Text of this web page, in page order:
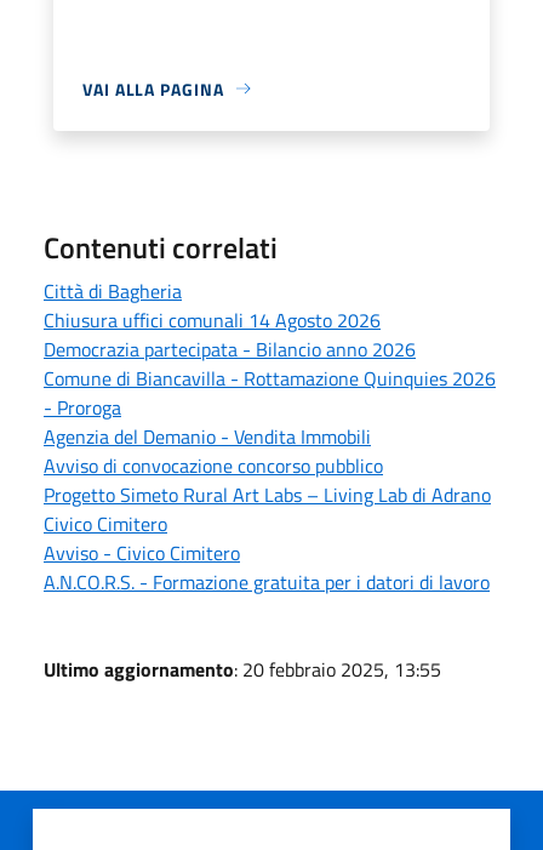
VAI ALLA PAGINA
Contenuti correlati
Città di Bagheria
Chiusura uffici comunali 14 Agosto 2026
Democrazia partecipata - Bilancio anno 2026
Comune di Biancavilla - Rottamazione Quinquies 2026
- Proroga
Agenzia del Demanio - Vendita Immobili
Avviso di convocazione concorso pubblico
Progetto Simeto Rural Art Labs – Living Lab di Adrano
Civico Cimitero
Avviso - Civico Cimitero
A.N.CO.R.S. - Formazione gratuita per i datori di lavoro
Ultimo aggiornamento: 20 febbraio 2025, 13:55